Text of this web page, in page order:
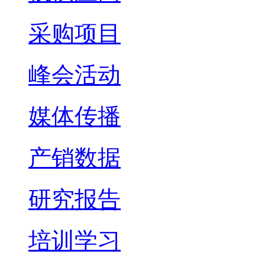
采购项目
峰会活动
媒体传播
产销数据
研究报告
培训学习